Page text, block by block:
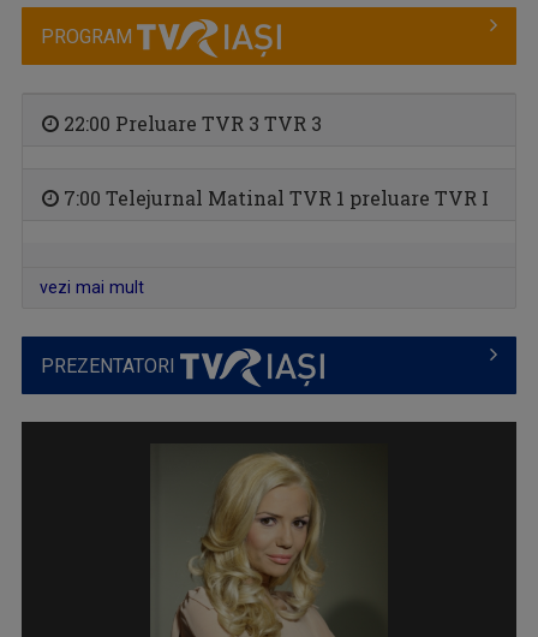
Rubrică prin care scriitorii ne provoacă să ...
PROGRAM
22:00 Preluare TVR 3 TVR 3
7:00 Telejurnal Matinal TVR 1 preluare TVR I
vezi mai mult
PREZENTATORI